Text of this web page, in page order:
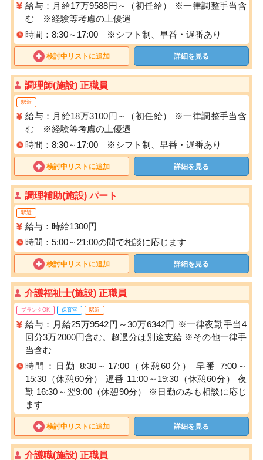
給与：月給17万9588円～（初任給） ※一律調整手当含
む ※経験等考慮の上優遇
時間：8:30～17:00 ※シフト制、早番・遅番あり
検討中リストに追加 詳細を見る
調理師(施設) 正職員
駅近
給与：月給18万3100円～（初任給） ※一律調整手当含
む ※経験等考慮の上優遇
時間：8:30～17:00 ※シフト制、早番・遅番あり
検討中リストに追加 詳細を見る
調理補助(施設) パート
駅近
給与：時給1300円
時間：5:00～21:00の間で相談に応じます
検討中リストに追加 詳細を見る
介護福祉士(施設) 正職員
ブランクOK 保育室 駅近
給与：月給25万9542円～30万6342円 ※一律夜勤手当4
回分3万2000円含む。超過分は別途支給 ※その他一律手
当含む
時間：日勤 8:30～17:00（休憩60分） 早番 7:00～
15:30（休憩60分） 遅番 11:00～19:30（休憩60分） 夜
勤 16:30～翌9:00（休憩90分） ※日勤のみも相談に応じ
ます
検討中リストに追加 詳細を見る
介護職(施設) 正職員